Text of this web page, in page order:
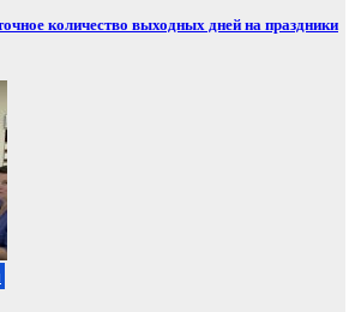
количество выходных дней на праздники